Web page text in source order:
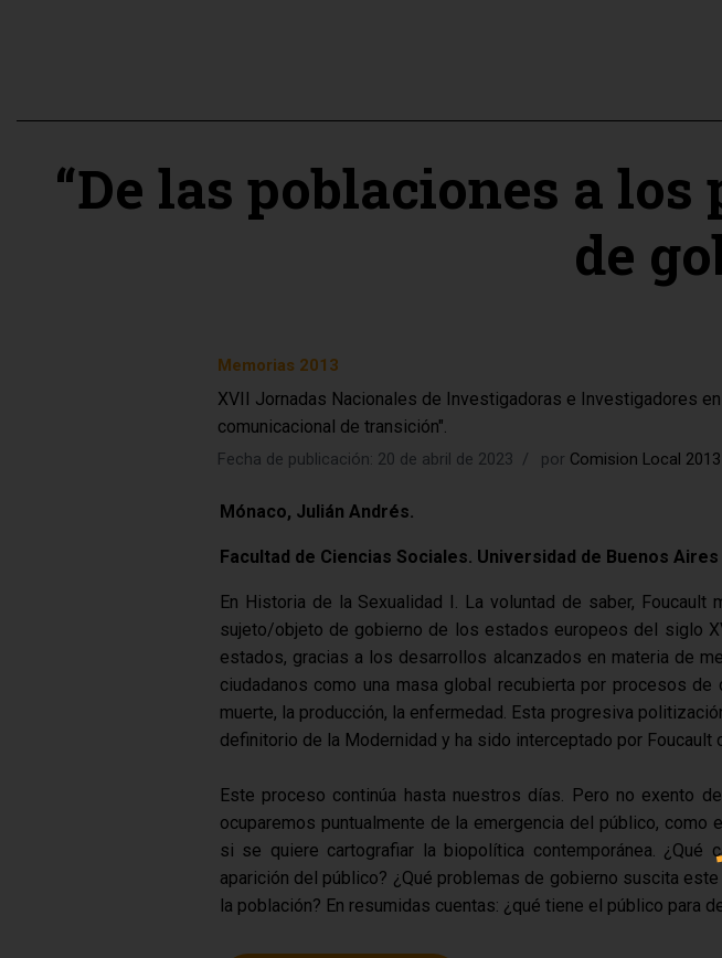
“De las poblaciones a
de
Memorias 2013
XVII Jornadas Nacionales de Investigadoras e Investigadores
comunicacional de transición".
Fecha de publicación: 20 de abril de 2023 por Comision Local 2013
Mónaco, Julián Andrés.
Facultad de Ciencias Sociales. Universidad de Buenos Aires
En Historia de la Sexualidad I. La voluntad de saber,
sujeto/objeto de gobierno de los estados europeos del siglo
estados, gracias a los desarrollos alcanzados en materia de
ciudadanos como una masa global recubierta por procesos
muerte, la producción, la enfermedad. Esta progresiva
definitorio de la Modernidad y ha sido interceptado por Foucault
Este proceso continúa hasta nuestros días. Pero no exento
ocuparemos puntualmente de la emergencia del público,
si se quiere cartografiar la biopolítica contemporánea.
aparición del público? ¿Qué problemas de gobierno suscita
la población? En resumidas cuentas: ¿qué tiene el público